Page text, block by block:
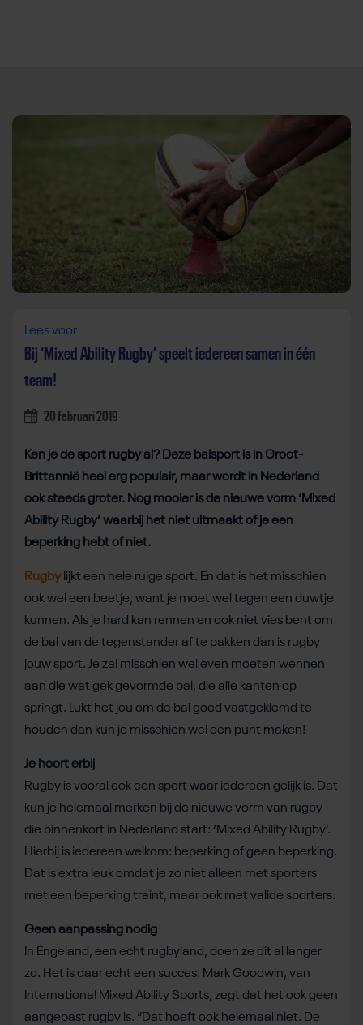
Direct door naar content
Lees voor
Bij ‘Mixed Ability Rugby’ speelt iedereen samen in één
team!
20 februari 2019
Ken je de sport rugby al? Deze balsport is in Groot-
Brittannië heel erg populair, maar wordt in Nederland
ook steeds groter. Nog mooier is de nieuwe vorm ‘Mixed
Ability Rugby’ waarbij het niet uitmaakt of je een
beperking hebt of niet.
Rugbylijkt een hele ruige sport. En dat is het misschien
ook wel een beetje, want je moet wel tegen een duwtje
kunnen. Als je hard kan rennen en ook niet vies bent om
de bal van de tegenstander af te pakken dan is rugby
jouw sport. Je zal misschien wel even moeten wennen
aan die wat gek gevormde bal, die alle kanten op
springt. Lukt het jou om de bal goed vastgeklemd te
houden dan kun je misschien wel een punt maken!
Je hoort erbij
Rugby is vooral ook een sport waar iedereen gelijk is. Dat
kun je helemaal merken bij de nieuwe vorm van rugby
die binnenkort in Nederland start: ‘Mixed Ability Rugby’.
Hierbij is iedereen welkom: beperking of geen beperking.
Dat is extra leuk omdat je zo niet alleen met sporters
met een beperking traint, maar ook met valide sporters.
Geen aanpassing nodig
In Engeland, een echt rugbyland, doen ze dit al langer
zo. Het is daar echt een succes. Mark Goodwin, van
International Mixed Ability Sports, zegt dat het ook geen
aangepast rugby is. “Dat hoeft ook helemaal niet. De